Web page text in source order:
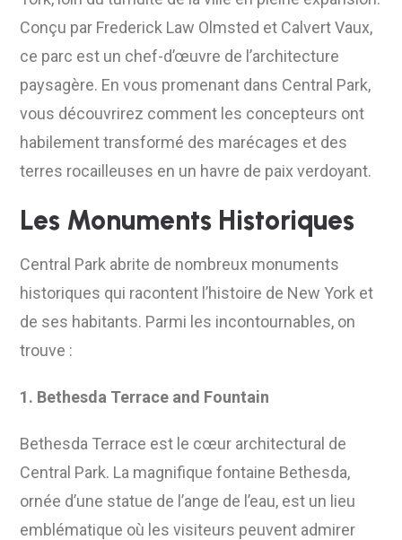
Conçu par Frederick Law Olmsted et Calvert Vaux,
ce parc est un chef-d’œuvre de l’architecture
paysagère. En vous promenant dans Central Park,
vous découvrirez comment les concepteurs ont
habilement transformé des marécages et des
terres rocailleuses en un havre de paix verdoyant.
Les Monuments Historiques
Central Park abrite de nombreux monuments
historiques qui racontent l’histoire de New York et
de ses habitants. Parmi les incontournables, on
trouve :
1. Bethesda Terrace and Fountain
Bethesda Terrace est le cœur architectural de
Central Park. La magnifique fontaine Bethesda,
ornée d’une statue de l’ange de l’eau, est un lieu
emblématique où les visiteurs peuvent admirer